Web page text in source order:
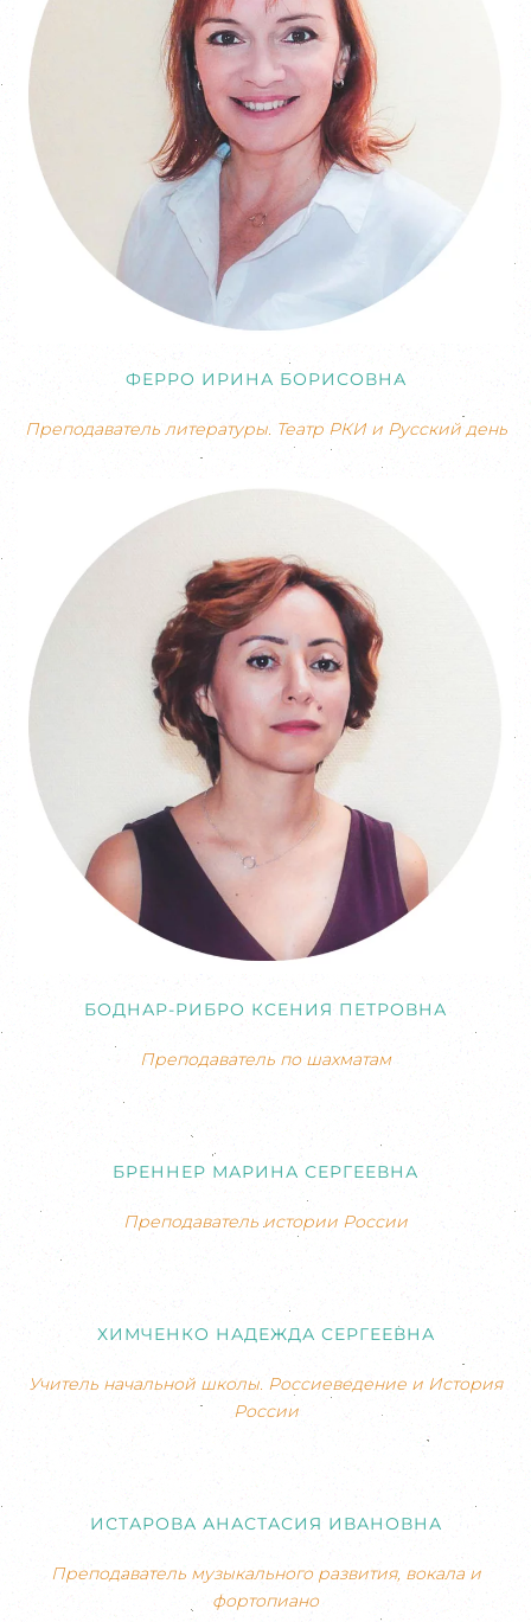
ФЕРРО ИРИНА БОРИСОВНА
Преподаватель литературы. Театр РКИ и Русский день
БОДНАР-РИБРО КСЕНИЯ ПЕТРОВНА
Преподаватель по шахматам
БРЕННЕР МАРИНА СЕРГЕЕВНА
Преподаватель истории России
ХИМЧЕНКО НАДЕЖДА СЕРГЕЕВНА
Учитель начальной школы. Россиеведение и История
России
ИСТАРОВА АНАСТАСИЯ ИВАНОВНА
Преподаватель музыкального развития, вокала и
фортопиано